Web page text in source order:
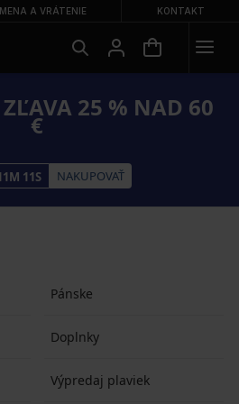
A VRÁTENIE KONTAKT
25 % NAD 60
€
M 11S NAKUPOVAŤ
Pánske
Doplnky
Výpredaj plaviek